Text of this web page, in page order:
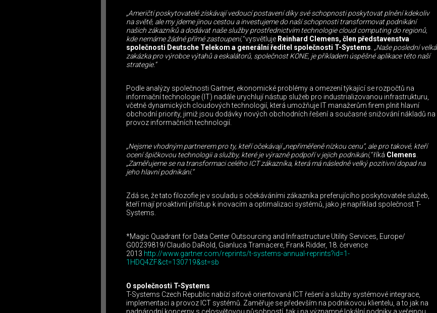
„Američtí poskytovatelé získávají vedoucí postavení díky své schopnosti poskytovat plnění kdekoliv
na světě, ale my jdeme jinou cestou a investujeme do naší schopnosti transformovat podnikání
našich zákazníků a dodávat naše služby prostřednictvím technologie cloud computing do regionů,
kde nemáme žádné přímé zastoupení,“vysvětluje Reinhard Clemens, člen představenstva
společnosti Deutsche Telekom a generální ředitel společnosti T-Systems. „Naše poslední velká
zakázka pro výrobce výtahů a eskalátorů, společnost KONE, je příkladem úspěšné aplikace této naší
strategie.“
Podle analýzy společnosti Gartner, ekonomické problémy a omezení týkající se rozpočtů na
informační technologie (IT) nadále urychlují nástup služeb pro industrializovanou infrastrukturu,
včetně dynamických cloudových technologií, která umožňuje IT manažerům firem plnit hlavní
obchodní priority, jimiž jsou dodávky nových obchodních řešení a současné snižování nákladů na
provoz informačních technologií.
„Nejsme vhodným partnerem pro ty, kteří očekávají „nepřiměřeně nízkou cenu“, ale pro takové, kteří
ocení špičkovou technologii a služby, které je výrazně podpoří v jejich podnikání,“říká Clemens.
„Zaměřujeme se na transformaci celého ICT zákazníka, která má následně velký pozitivní dopad na
jeho hlavní podnikání.“
Zdá se, že tato filozofie je v souladu s očekáváními zákazníka preferujícího poskytovatele služeb,
kteří mají proaktivní přístup k inovacím a optimalizaci systémů, jako je například společnost T-
Systems.
*Magic Quadrant for Data Center Outsourcing and Infrastructure Utility Services, Europe/
G00239819/Claudio DaRold, Gianluca Tramacere, Frank Ridder, 18. července
2013 http://www.gartner.com/reprints/t-systems-annual-reprints?id=1-
1HDQ4ZF&ct=130719&st=sb
O společnosti T-Systems
T-Systems Czech Republic nabízí síťově orientovaná ICT řešení a služby systémové integrace,
implementaci a provoz ICT systémů. Zaměřuje se především na podnikovou klientelu, a to jak na